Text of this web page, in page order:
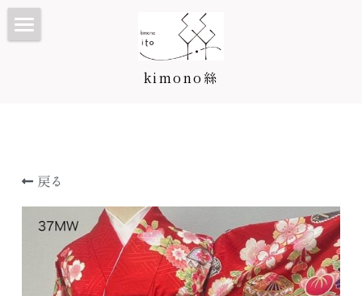
kimono絲
七五三・子供プラン
3歳カタログ
5歳カタログ
振袖・成人式プラン/カタログ
振袖カタログ
訪問着・留袖プラン/カタログ
訪問着・留袖プラン
卒業袴プラン/カタログ
戻る